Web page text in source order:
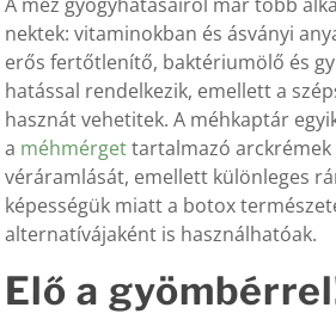
nektek: vitaminokban és ásványi
erős fertőtlenítő, baktériumölő és
hatással rendelkezik, emellett a
hasznát vehetitek. A méhkaptár
a méhmérgettartalmazó
véráramlását, emellett különleges
képességük miatt a botox
alternatívájaként is használhatóak.
Elő a